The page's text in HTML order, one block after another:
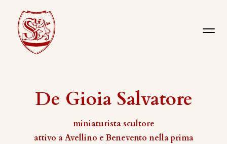
De Gioia Salvatore
miniaturista scultore
attivo a Avellino e Benevento nella prima